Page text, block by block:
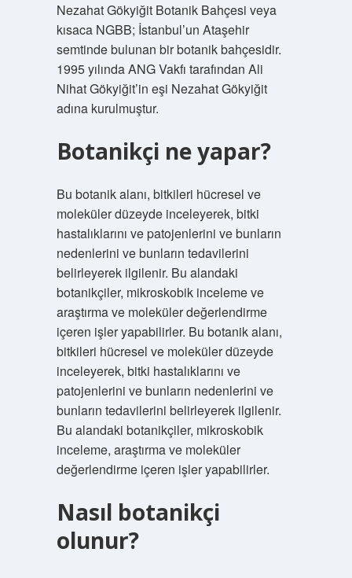
Nezahat Gökyiğit Botanik Bahçesi veya
kısaca NGBB; İstanbul’un Ataşehir
semtinde bulunan bir botanik bahçesidir.
1995 yılında ANG Vakfı tarafından Ali
Nihat Gökyiğit’in eşi Nezahat Gökyiğit
adına kurulmuştur.
Botanikçi ne yapar?
Bu botanik alanı, bitkileri hücresel ve
moleküler düzeyde inceleyerek, bitki
hastalıklarını ve patojenlerini ve bunların
nedenlerini ve bunların tedavilerini
belirleyerek ilgilenir. Bu alandaki
botanikçiler, mikroskobik inceleme ve
araştırma ve moleküler değerlendirme
içeren işler yapabilirler. Bu botanik alanı,
bitkileri hücresel ve moleküler düzeyde
inceleyerek, bitki hastalıklarını ve
patojenlerini ve bunların nedenlerini ve
bunların tedavilerini belirleyerek ilgilenir.
Bu alandaki botanikçiler, mikroskobik
inceleme, araştırma ve moleküler
değerlendirme içeren işler yapabilirler.
Nasıl botanikçi
olunur?